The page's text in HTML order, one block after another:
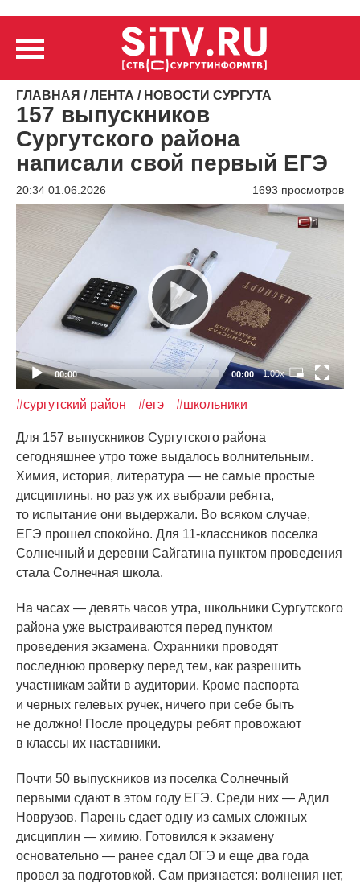
ГЛАВНАЯ /ЛЕНТА / НОВОСТИ СУРГУТА
157 выпускников
Сургутского района
написали свой первый ЕГЭ
20:34 01.06.2026 1693 просмотров
Видеоплеер
00:00 00:00 1.00x
#сургутский район #егэ #школьники
Для 157 выпускников Сургутского района
сегодняшнее утро тоже выдалось волнительным.
Химия, история, литература — не самые простые
дисциплины, но раз уж их выбрали ребята,
то испытание они выдержали. Во всяком случае,
ЕГЭ прошел спокойно. Для 11-классников поселка
Солнечный и деревни Сайгатина пунктом проведения
стала Солнечная школа.
На часах — девять часов утра, школьники Сургутского
района уже выстраиваются перед пунктом
проведения экзамена. Охранники проводят
последнюю проверку перед тем, как разрешить
участникам зайти в аудитории. Кроме паспорта
и черных гелевых ручек, ничего при себе быть
не должно! После процедуры ребят провожают
в классы их наставники.
Почти 50 выпускников из поселка Солнечный
первыми сдают в этом году ЕГЭ. Среди них — Адил
Новрузов. Парень сдает одну из самых сложных
дисциплин — химию. Готовился к экзамену
основательно — ранее сдал ОГЭ и еще два года
провел за подготовкой. Сам признается: волнения нет,